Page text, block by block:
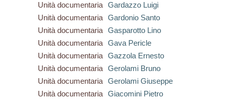
Unità documentaria
Gardazzo Luigi
Unità documentaria
Gardonio Santo
Unità documentaria
Gasparotto Lino
Unità documentaria
Gava Pericle
Unità documentaria
Gazzola Ernesto
Unità documentaria
Gerolami Bruno
Unità documentaria
Gerolami Giuseppe
Unità documentaria
Giacomini Pietro